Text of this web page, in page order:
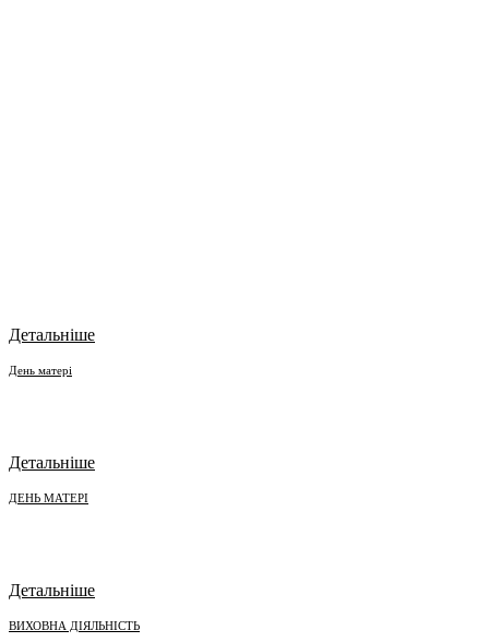
Детальніше
День матері
Детальніше
ДЕНЬ МАТЕРІ
Детальніше
ВИХОВНА ДІЯЛЬНІСТЬ